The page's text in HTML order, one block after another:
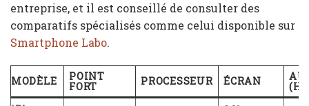
entreprise, et il est conseillé de consulter des
comparatifs spécialisés comme celui disponible sur
Smartphone Labo.
MODÈLE POINT
FORT PROCESSEUR ÉCRAN
(H)